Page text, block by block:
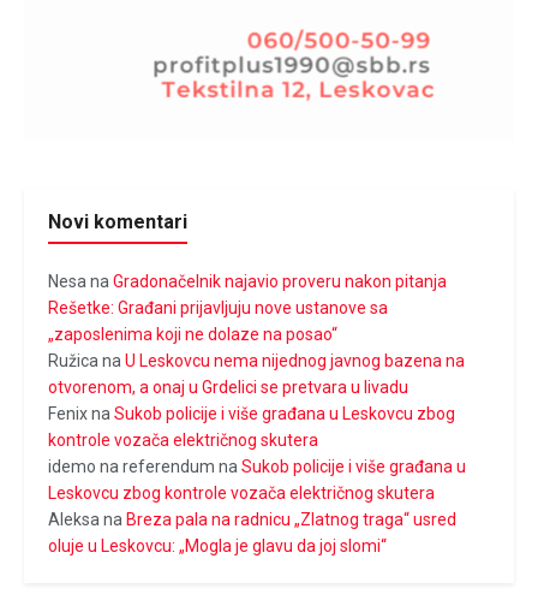
Novi komentari
Nesa na Gradonačelnik najavio proveru nakon pitanja
Rešetke: Građani prijavljuju nove ustanove sa
„zaposlenima koji ne dolaze na posao“
Ružica na U Leskovcu nema nijednog javnog bazena na
otvorenom, a onaj u Grdelici se pretvara u livadu
Fenixna Sukob policije i više građana u Leskovcu zbog
kontrole vozača električnog skutera
idemo na referendum na Sukob policije i više građana u
Leskovcu zbog kontrole vozača električnog skutera
Aleksa na Breza pala na radnicu „Zlatnog traga“ usred
oluje u Leskovcu: „Mogla je glavu da joj slomi“